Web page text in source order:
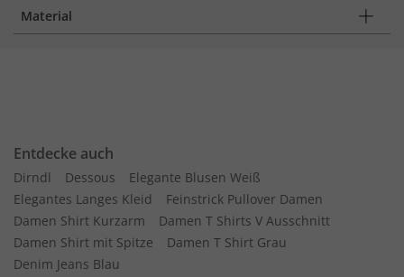
Material
Entdecke auch
Dirndl Dessous
Elegante Blusen Weiß
Elegantes Langes Kleid
Feinstrick Pullover Damen
Damen Shirt Kurzarm
Damen T Shirts V Ausschnitt
Damen Shirt mit Spitze
Damen T Shirt Grau
Denim Jeans Blau